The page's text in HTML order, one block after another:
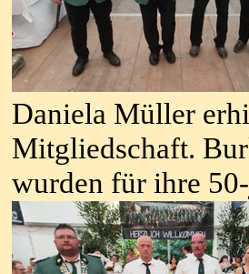
Daniela Müller
Mitgliedschaft.
wurden für ihre